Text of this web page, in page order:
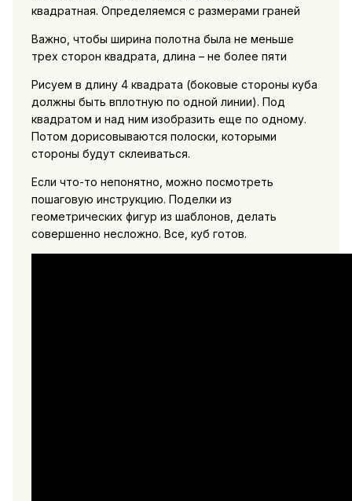
квадратная. Определяемся с размерами граней
Важно, чтобы ширина полотна была не меньше
трех сторон квадрата, длина – не более пяти
Рисуем в длину 4 квадрата (боковые стороны куба
должны быть вплотную по одной линии). Под
квадратом и над ним изобразить еще по одному.
Потом дорисовываются полоски, которыми
стороны будут склеиваться.
Если что-то непонятно, можно посмотреть
пошаговую инструкцию. Поделки из
геометрических фигур из шаблонов, делать
совершенно несложно. Все, куб готов.